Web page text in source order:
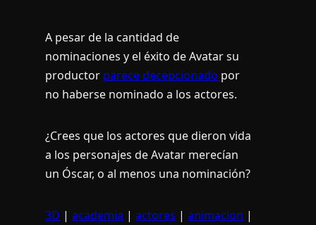
A pesar de la cantidad de
nominaciones y el éxito de Avatar su
productor parece decepcionado por
no haberse nominado a los actores.
¿Crees que los actores que dieron vida
a los personajes de Avatar merecí­an
un Óscar, o al menos una nominación?
3D | academia | actores | animacion |